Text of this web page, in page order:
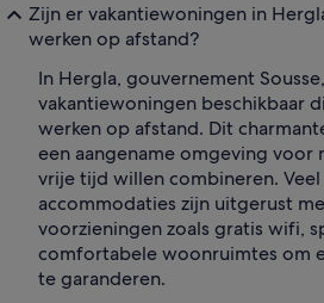
Zijn er vakantiewoningen in
werken op afstand?
In Hergla, gouvernement
vakantiewoningen beschikbaar
werken op afstand. Dit
een aangename omgeving voor
vrije tijd willen combineren. Veel
accommodaties zijn uitgerust
voorzieningen zoals gratis wifi,
comfortabele woonruimtes om
te garanderen.